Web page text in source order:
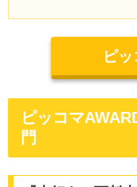
ピ
ピッコマ
門